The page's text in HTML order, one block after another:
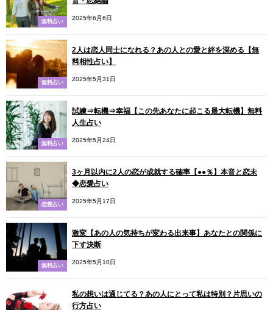
無料占い
2025年6月6日
無料占い
2人は恋人同士になれる？あの人との愛と絆を深める【無
料相性占い】
2025年5月31日
無料占い
試練⇒転機⇒幸福【この先あなたに起こる最大転機】無料
人生占い
2025年5月24日
恋愛占い
3ヶ月以内に2人の恋が成就する確率【●●％】本音と恋未
◆恋愛占い
2025年5月17日
無料占い
激変【あの人の気持ちが変わる出来事】あなたとの関係に
下す決断
2025年5月10日
私の想いは通じてる？あの人にとって私は特別？片思いの
行方占い